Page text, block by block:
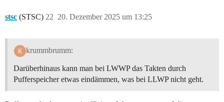
stsc (STSC) 20. Dezember 2025 um 13:25
22
krummbrumm:
Darüberhinaus kann man bei LWWP das Takten durch
Pufferspeicher etwas eindämmen, was bei LLWP nicht geht.